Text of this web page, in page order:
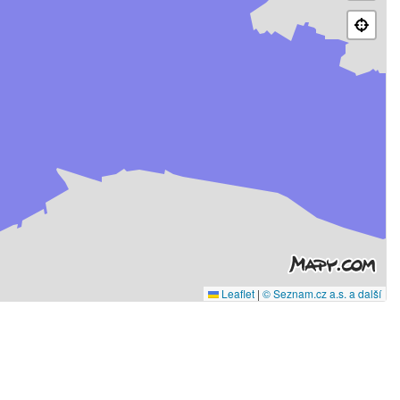
Leaflet | © Seznam.cz a.s. a další